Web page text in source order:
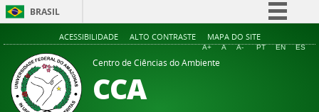
BRASIL
Simplifique!
Comunica BR
ACESSIBILIDADE ALTO CONTRASTE MAPA DO SITE
A+ A A- PT EN ES
Centro de Ciências do Ambiente
CCA